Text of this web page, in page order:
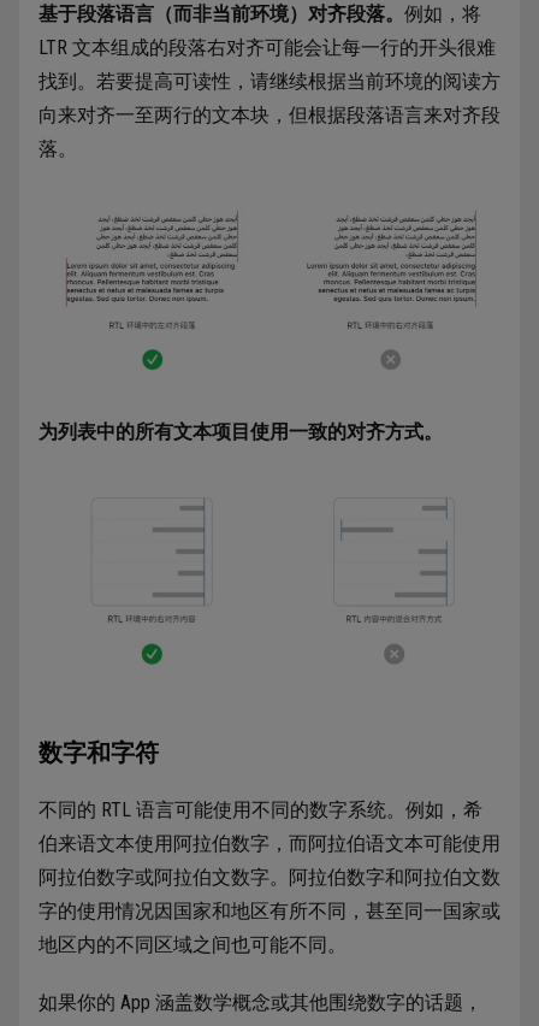
基于段落语言（而非当前环境）对齐段落。 例如，将
LTR 文本组成的段落右对齐可能会让每一行的开头很难
找到。若要提高可读性，请继续根据当前环境的阅读方
向来对齐一至两行的文本块，但根据段落语言来对齐段
落。
为列表中的所有文本项目使用一致的对齐方式。
数字和字符
不同的 RTL 语言可能使用不同的数字系统。例如，希
伯来语文本使用阿拉伯数字，而阿拉伯语文本可能使用
阿拉伯数字或阿拉伯文数字。阿拉伯数字和阿拉伯文数
字的使用情况因国家和地区有所不同，甚至同一国家或
地区内的不同区域之间也可能不同。
如果你的 App 涵盖数学概念或其他围绕数字的话题，